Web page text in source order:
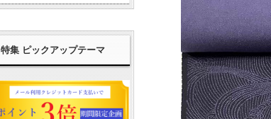
特集 ピックアップテーマ